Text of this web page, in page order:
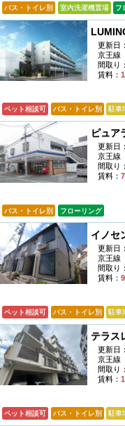
バス・トイレ別 室内洗濯機置場 フ
更新日
京王線
間取り：
賃料：
ペット相談可 バス・トイレ別 駐車
ピュア
更新日
京王線
間取り：
賃料：
バス・トイレ別 フローリング
イノセ
更新日
京王線
間取り：
賃料：
ペット相談可 バス・トイレ別 駐車
テラス
更新日
京王線
間取り：
賃料：
ペット相談可 バス・トイレ別 駐車